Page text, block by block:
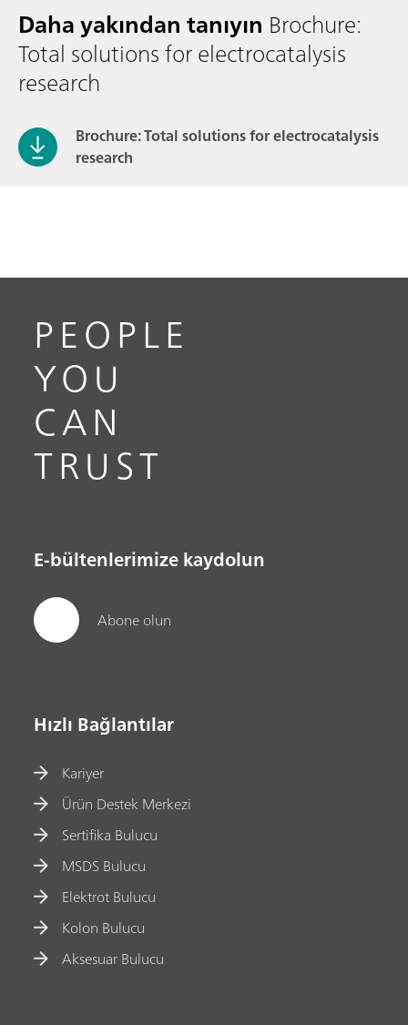
Daha yakından tanıyın Brochure:
Total solutions for electrocatalysis
research
Brochure: Total solutions for electrocatalysis
research
PEOPLE
YOU
CAN
TRUST
E-bültenlerimize kaydolun
Abone olun
Hızlı Bağlantılar
Kariyer
Ürün Destek Merkezi
Sertifika Bulucu
MSDS Bulucu
Elektrot Bulucu
Kolon Bulucu
Aksesuar Bulucu